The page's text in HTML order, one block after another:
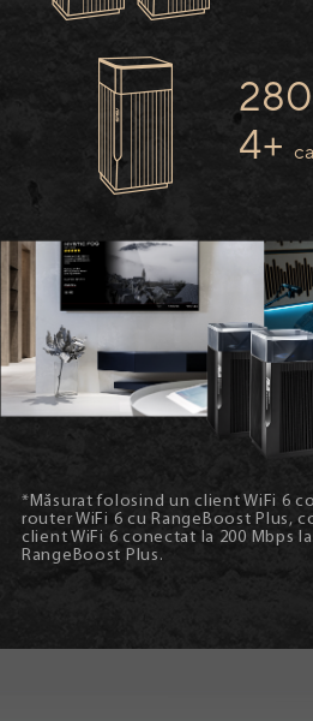
280
4+
*Măsurat folosind un client WiFi 6
router WiFi 6 cu RangeBoost Plus,
client WiFi 6 conectat la 200 Mbps
RangeBoost Plus.